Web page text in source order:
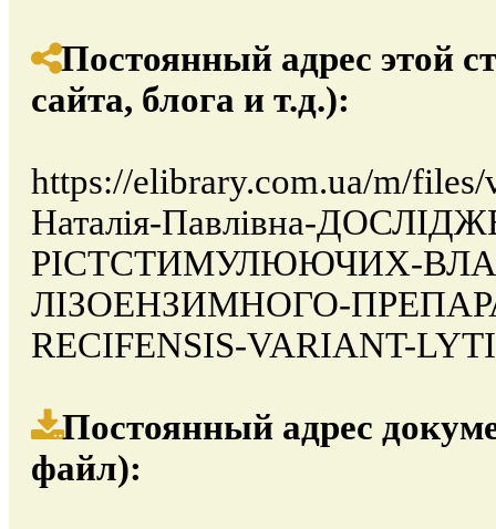
Постоянный адрес этой
сайта, блога и т.д.):
https://elibrary.com.ua/m/
Наталія-Павлівна-
РІСТСТИМУЛЮЮЧИХ-
ЛІЗОЕНЗИМНОГО-
RECIFENSIS-VARIANT-
Постоянный адрес
файл):